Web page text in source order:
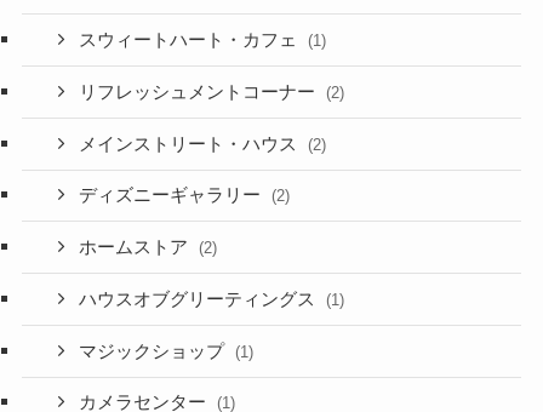
スウィートハート・カフェ (1)
リフレッシュメントコーナー (2)
メインストリート・ハウス (2)
ディズニーギャラリー (2)
ホームストア (2)
ハウスオブグリーティングス (1)
マジックショップ (1)
カメラセンター (1)